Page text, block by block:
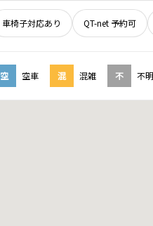
車椅子対応あり QT-net 予約可
空 空車 混 混雑 不 不明